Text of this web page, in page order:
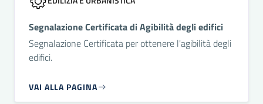
Segnalazione Certificata di Agibilità degli edifici
Segnalazione Certificata per ottenere l'agibilità degli
edifici.
VAI ALLA PAGINA